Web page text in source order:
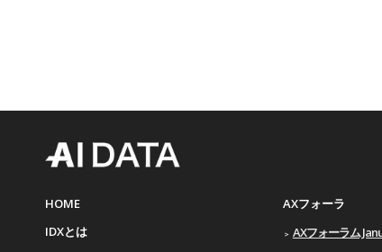
HOME
IDXとは
AXフォーラ
AXフォーラム